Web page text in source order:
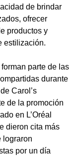
de brindar
ofrecer
productos y
estilización.
parte de las
durante
Carol’s
de la promoción
en L’Oréal
dieron cita más
lograron
por un día